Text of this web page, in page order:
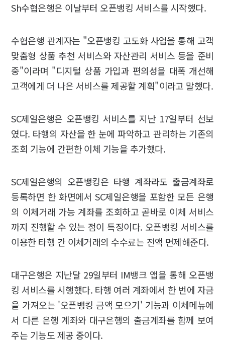
Sh수협은행은 이날부터 오픈뱅킹 서비스를 시작했다.
수협은행 관계자는 "오픈뱅킹 고도화 사업을 통해 고객
맞춤형 상품 추천 서비스와 자산관리 서비스 등을 준비
중"이라며 "디지털 상품 가입과 편의성을 대폭 개선해
고객에게 더 나은 서비스를 제공할 계획"이라고 말했다.
SC제일은행은 오픈뱅킹 서비스를 지난 17일부터 선보
였다. 타행의 자산을 한 눈에 파악하고 관리하는 기존의
조회 기능에 간편한 이체 기능을 추가했다.
SC제일은행의 오픈뱅킹은 타행 계좌라도 출금계좌로
등록하면 한 화면에서 SC제일은행을 포함한 모든 은행
의 이체거래 가능 계좌를 조회하고 곧바로 이체 서비스
까지 진행할 수 있는 점이 특징이다. 오픈뱅킹 서비스를
이용한 타행 간 이체거래의 수수료는 전액 면제해준다.
대구은행은 지난달 29일부터 IM뱅크 앱을 통해 오픈뱅
킹 서비스를 시행했다. 타행 여러 계좌에서 한 번에 자금
을 가져오는 '오픈뱅킹 금액 모으기' 기능과 이체메뉴에
서 다른 은행 계좌와 대구은행의 출금계좌를 함께 보여
주는 기능도 제공 중이다.